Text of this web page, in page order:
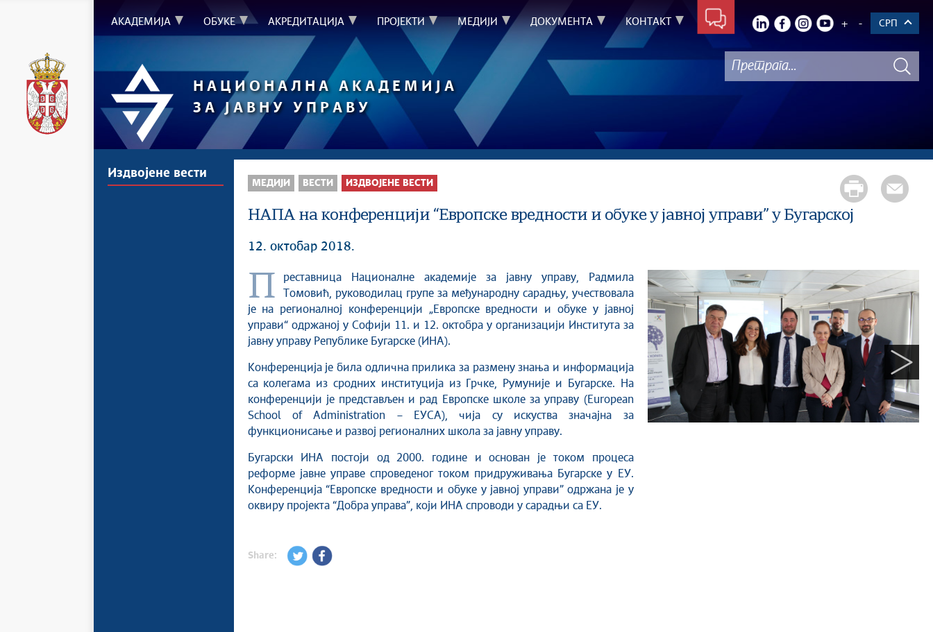
АКАДЕМИЈА ОБУКЕ АКРЕДИТАЦИЈА ПРОЈЕКТИ МЕДИЈИ ДОКУМЕНТА КОНТАКТ + - СРП
НАЦИОНАЛНА АКАДЕМИЈА
ЗА ЈАВНУ УПРАВУ
Издвојене вести
МЕДИЈИ ВЕСТИ ИЗДВОЈЕНЕ ВЕСТИ
НАПА на конференцији “Европске вредности и обуке у јавној управи” у Бугарској
12. октобар 2018.
Преставница Националне академије за јавну управу, Радмила
Томовић, руководилац групе за међународну сарадњу, учествовала
је на регионалној конференцији „Европске вредности и обуке у јавној
управи“ одржаној у Софији 11. и 12. октобра у организацији Института за
јавну управу Републике Бугарске (ИНА).
Конференција је била одлична прилика за размену знања и информација
са колегама из сродних институција из Грчке, Румуније и Бугарске. На
конференцији је представљен и рад Европске школе за управу (European
School of Administration – ЕУСА), чија су искуства значајна за
функционисање и развој регионалних школа за јавну управу.
Бугарски ИНА постоји од 2000. године и основан је током процеса
реформе јавне управе спроведеног током придруживања Бугарске у ЕУ.
Конференција “Европске вредности и обуке у јавној управи” одржана је у
оквиру пројекта “Добра управа”, који ИНА спроводи у сарадњи са ЕУ.
Share: